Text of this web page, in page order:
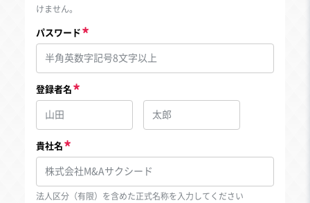
けません。
パスワード
登録者名
貴社名
法人区分（有限）を含めた正式名称を入力してください